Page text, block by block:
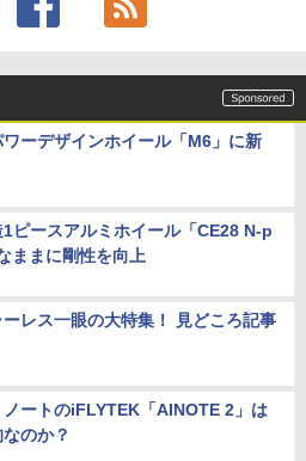
ワーデザインホイール「M6」に新
1ピースアルミホイール「CE28 N-p
ままに剛性を向上
ーレス一眼の大特集！ 見どころ記事
ートのiFLYTEK「AINOTE 2」は
のか？